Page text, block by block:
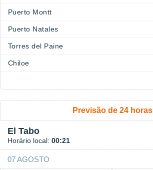
Puerto Montt
Puerto Natales
Torres del Paine
Chiloe
Previsão de 24 horas
El Tabo
Horário local: 00:21
07 AGOSTO